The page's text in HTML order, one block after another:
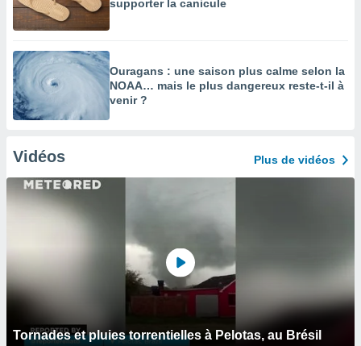
supporter la canicule
Ouragans : une saison plus calme selon la
NOAA… mais le plus dangereux reste-t-il à
venir ?
Vidéos Plus de vidéos
Tornades et pluies torrentielles à Pelotas, au Brésil